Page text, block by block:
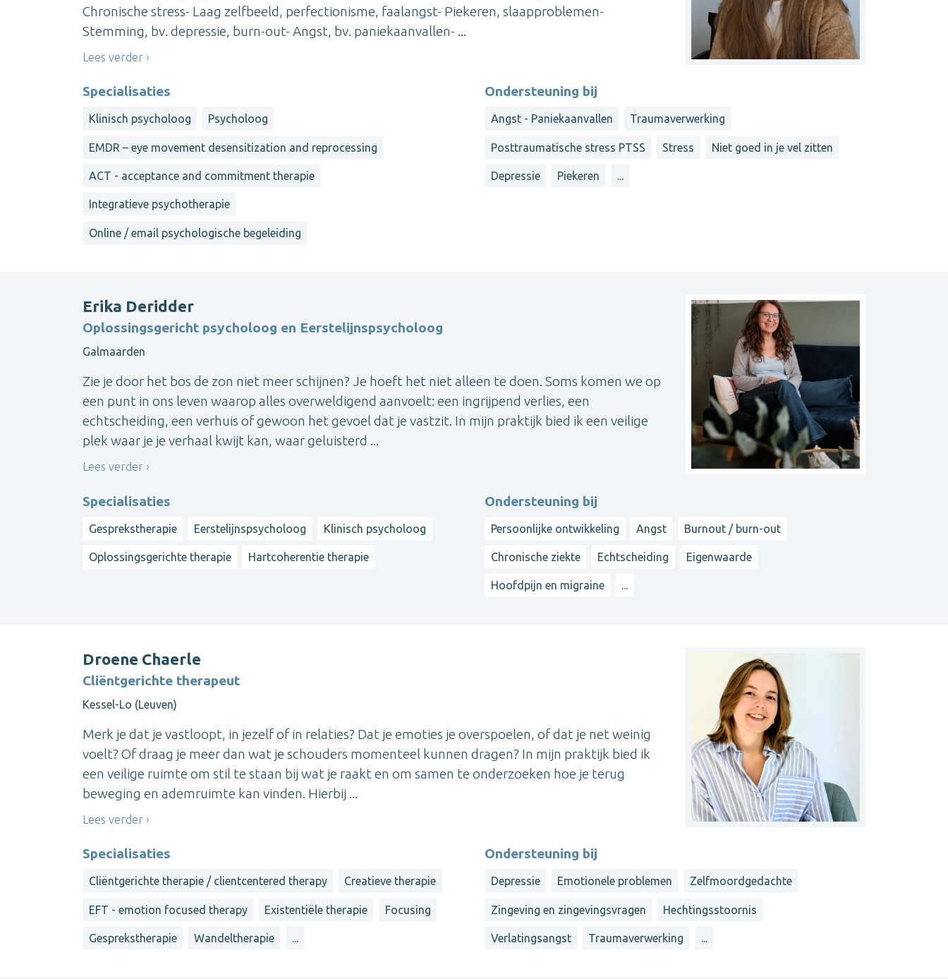
Chronische stress- Laag zelfbeeld, perfectionisme, faalangst- Piekeren, slaapproblemen-
Stemming, bv. depressie, burn-out- Angst, bv. paniekaanvallen- ...
Lees verder
Specialisaties
Klinisch psycholoog Psycholoog
EMDR – eye movement desensitization and reprocessing
ACT - acceptance and commitment therapie
Integratieve psychotherapie
Online / email psychologische begeleiding
Ondersteuning bij
Angst - Paniekaanvallen Traumaverwerking
Posttraumatische stress PTSS Stress Niet goed in je vel zitten
Depressie Piekeren ...
Erika Deridder
Oplossingsgericht psycholoog en Eerstelijnspsycholoog
Galmaarden
Zie je door het bos de zon niet meer schijnen? Je hoeft het niet alleen te doen. Soms komen we op
een punt in ons leven waarop alles overweldigend aanvoelt: een ingrijpend verlies, een
echtscheiding, een verhuis of gewoon het gevoel dat je vastzit. In mijn praktijk bied ik een veilige
plek waar je je verhaal kwijt kan, waar geluisterd ...
Lees verder
Specialisaties
Gesprekstherapie Eerstelijnspsycholoog Klinisch psycholoog
Oplossingsgerichte therapie Hartcoherentie therapie
Ondersteuning bij
Persoonlijke ontwikkeling Angst Burnout / burn-out
Chronische ziekte Echtscheiding Eigenwaarde
Hoofdpijn en migraine ...
Droene Chaerle
Cliëntgerichte therapeut
Kessel-Lo (Leuven)
Merk je dat je vastloopt, in jezelf of in relaties? Dat je emoties je overspoelen, of dat je net weinig
voelt? Of draag je meer dan wat je schouders momenteel kunnen dragen? In mijn praktijk bied ik
een veilige ruimte om stil te staan bij wat je raakt en om samen te onderzoeken hoe je terug
beweging en ademruimte kan vinden. Hierbij ...
Lees verder
Specialisaties
Cliëntgerichte therapie / clientcentered therapy Creatieve therapie
EFT - emotion focused therapy Existentiële therapie Focusing
Gesprekstherapie Wandeltherapie ...
Ondersteuning bij
Depressie Emotionele problemen Zelfmoordgedachte
Zingeving en zingevingsvragen Hechtingsstoornis
Verlatingsangst Traumaverwerking ...